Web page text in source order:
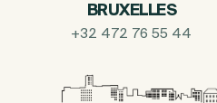
BRUXELLES
+32 472 76 55 44